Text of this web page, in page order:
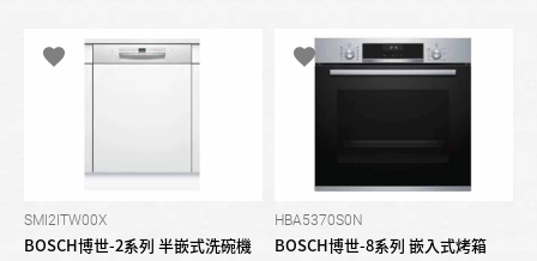
SMI2ITW00X
BOSCH博世-2系列 半嵌式洗碗機
HBA5370S0N
BOSCH博世-8系列 嵌入式烤箱